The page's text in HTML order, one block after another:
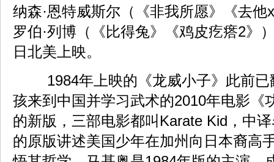
纳森·恩特威斯尔（《非我所愿》《去他
罗伯·列博（《比得兔》《鸡皮疙瘩2》
日北美上映。
1984年上映的《龙威小子》此前已
孩来到中国并学习武术的2010年电影《
的新版，三部电影都叫Karate Kid，中
的原版讲述美国少年在加州向日本裔高